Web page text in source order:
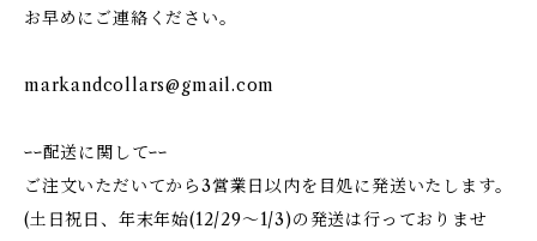
お早めにご連絡ください。
markandcollars@gmail.com
ｰｰ配送に関してｰｰ
ご注文いただいてから3営業日以内を目処に発送いたします。
(土日祝日、年末年始(12/29〜1/3)の発送は行っておりませ